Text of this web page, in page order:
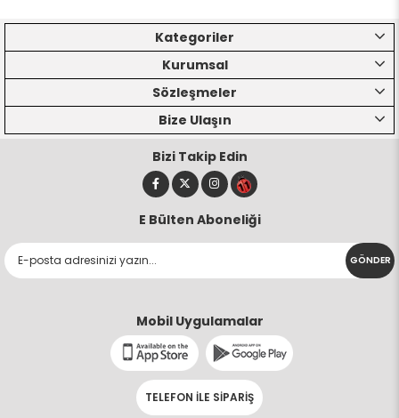
Kategoriler
Kurumsal
Sözleşmeler
Bize Ulaşın
Bizi Takip Edin
E Bülten Aboneliği
GÖNDER
Mobil Uygulamalar
TELEFON İLE SİPARİŞ